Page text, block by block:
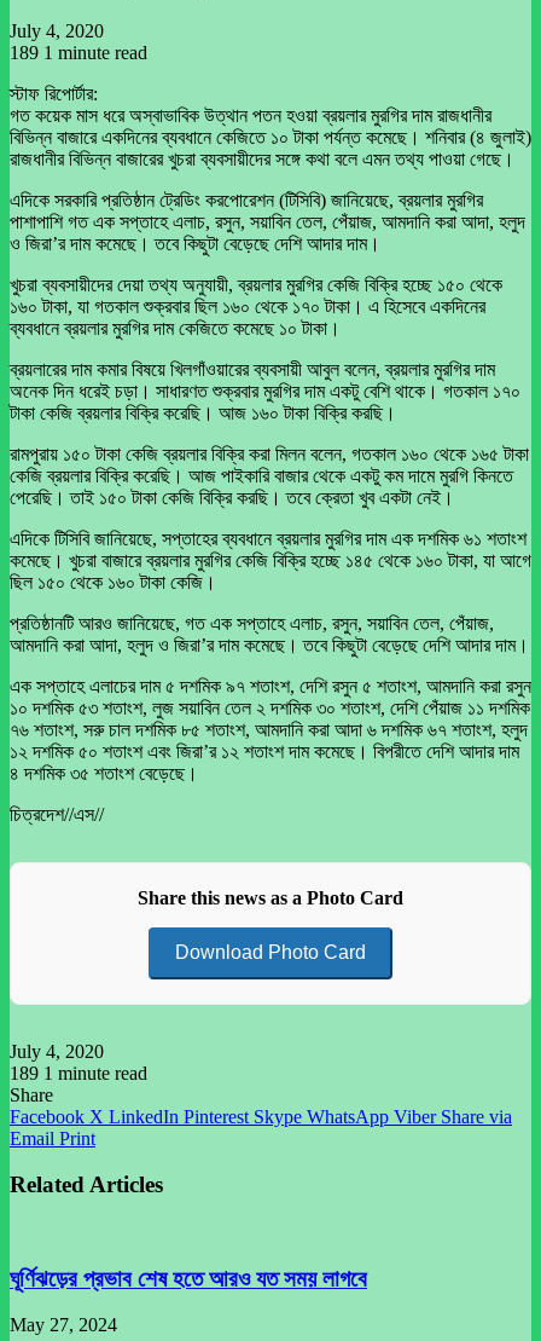
July 4, 2020
189 1 minute read
স্টাফ রিপোর্টার:
গত কয়েক মাস ধরে অস্বাভাবিক উত্থান পতন হওয়া ব্রয়লার মুরগির দাম রাজধানীর
বিভিন্ন বাজারে একদিনের ব্যবধানে কেজিতে ১০ টাকা পর্যন্ত কমেছে। শনিবার (৪ জুলাই)
রাজধানীর বিভিন্ন বাজারের খুচরা ব্যবসায়ীদের সঙ্গে কথা বলে এমন তথ্য পাওয়া গেছে।
এদিকে সরকারি প্রতিষ্ঠান ট্রেডিং করপোরেশন (টিসিবি) জানিয়েছে, ব্রয়লার মুরগির
পাশাপাশি গত এক সপ্তাহে এলাচ, রসুন, সয়াবিন তেল, পেঁয়াজ, আমদানি করা আদা, হলুদ
ও জিরা’র দাম কমেছে। তবে কিছুটা বেড়েছে দেশি আদার দাম।
খুচরা ব্যবসায়ীদের দেয়া তথ্য অনুযায়ী, ব্রয়লার মুরগির কেজি বিক্রি হচ্ছে ১৫০ থেকে
১৬০ টাকা, যা গতকাল শুক্রবার ছিল ১৬০ থেকে ১৭০ টাকা। এ হিসেবে একদিনের
ব্যবধানে ব্রয়লার মুরগির দাম কেজিতে কমেছে ১০ টাকা।
ব্রয়লারের দাম কমার বিষয়ে খিলগাঁওয়ারের ব্যবসায়ী আবুল বলেন, ব্রয়লার মুরগির দাম
অনেক দিন ধরেই চড়া। সাধারণত শুক্রবার মুরগির দাম একটু বেশি থাকে। গতকাল ১৭০
টাকা কেজি ব্রয়লার বিক্রি করেছি। আজ ১৬০ টাকা বিক্রি করছি।
রামপুরায় ১৫০ টাকা কেজি ব্রয়লার বিক্রি করা মিলন বলেন, গতকাল ১৬০ থেকে ১৬৫ টাকা
কেজি ব্রয়লার বিক্রি করেছি। আজ পাইকারি বাজার থেকে একটু কম দামে মুরগি কিনতে
পেরেছি। তাই ১৫০ টাকা কেজি বিক্রি করছি। তবে ক্রেতা খুব একটা নেই।
এদিকে টিসিবি জানিয়েছে, সপ্তাহের ব্যবধানে ব্রয়লার মুরগির দাম এক দশমিক ৬১ শতাংশ
কমেছে। খুচরা বাজারে ব্রয়লার মুরগির কেজি বিক্রি হচ্ছে ১৪৫ থেকে ১৬০ টাকা, যা আগে
ছিল ১৫০ থেকে ১৬০ টাকা কেজি।
প্রতিষ্ঠানটি আরও জানিয়েছে, গত এক সপ্তাহে এলাচ, রসুন, সয়াবিন তেল, পেঁয়াজ,
আমদানি করা আদা, হলুদ ও জিরা’র দাম কমেছে। তবে কিছুটা বেড়েছে দেশি আদার দাম।
এক সপ্তাহে এলাচের দাম ৫ দশমিক ৯৭ শতাংশ, দেশি রসুন ৫ শতাংশ, আমদানি করা রসুন
১০ দশমিক ৫৩ শতাংশ, লুজ সয়াবিন তেল ২ দশমিক ৩০ শতাংশ, দেশি পেঁয়াজ ১১ দশমিক
৭৬ শতাংশ, সরু চাল দশমিক ৮৫ শতাংশ, আমদানি করা আদা ৬ দশমিক ৬৭ শতাংশ, হলুদ
১২ দশমিক ৫০ শতাংশ এবং জিরা’র ১২ শতাংশ দাম কমেছে। বিপরীতে দেশি আদার দাম
৪ দশমিক ৩৫ শতাংশ বেড়েছে।
চিত্রদেশ//এস//
Share this news as a Photo Card
Download Photo Card
July 4, 2020
189 1 minute read
Share
Facebook X LinkedIn Pinterest Skype WhatsApp Viber Share via
Email Print
Related Articles
ঘূর্ণিঝড়ের প্রভাব শেষ হতে আরও যত সময় লাগবে
May 27, 2024